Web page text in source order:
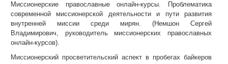
Миссионерские православные онлайн-курсы. Проблематика
современной миссионерской деятельности и пути развития
внутренней миссии среди мирян. (Немшон Сергей
Владимирович, руководитель миссионерских православных
онлайн-курсов).
Миссионерский просветительский аспект в пробегах байкеров